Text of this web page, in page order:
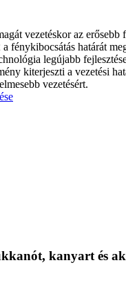
vezetéskor az erősebb
fénykibocsátás határát
legújabb
kiterjeszti a vezetési
vezetésért.
kanyart és